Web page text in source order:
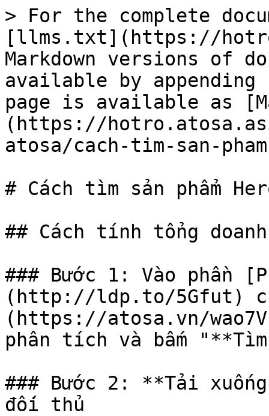
> For the complete
[llms.txt](https://
Markdown versions of
available by
page is available as
(https://
atosa/cach-tim-san-
# Cách tìm sản phẩm
## Cách tính tổng
### Bước 1: Vào phần
(http://ldp.to/5Gfut)
(https://atosa.vn/
phân tích và bấm
### Bước 2: **Tải
đối thủ